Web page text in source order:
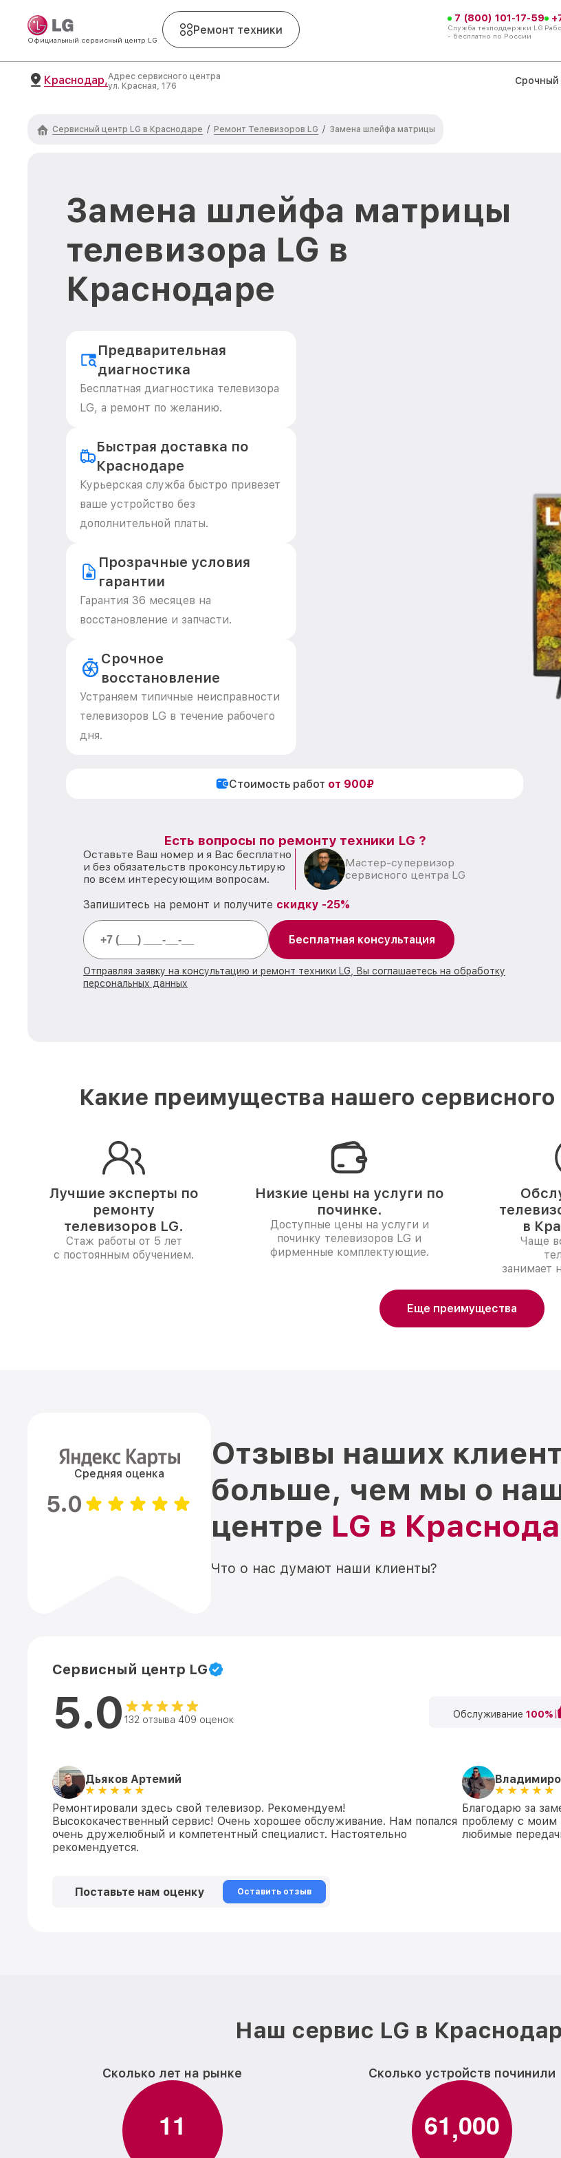
Официальный сервисный центр LG
Ремонт техники
7 (800) 101-17-59
Служба техподдержки LG
- бесплатно по России
Краснодар,Адрес сервисного центра
ул. Красная, 176
Сервисный центр LG в Краснодаре / Ремонт Телевизоров LG / Замена шлейфа матрицы
Замена шлейфа матрицы
телевизора LG в
Краснодаре
Предварительная
диагностика
Бесплатная диагностика телевизора
LG, а ремонт по желанию.
Быстрая доставка по
Краснодаре
Курьерская служба быстро привезет
ваше устройство без
дополнительной платы.
Прозрачные условия
гарантии
Гарантия 36 месяцев на
восстановление и запчасти.
Срочное
восстановление
Устраняем типичные неисправности
телевизоров LG в течение рабочего
дня.
Стоимость работ от 900₽
Есть вопросы по ремонту техники LG ?
Оставьте Ваш номер и я Вас бесплатно
и без обязательств проконсультирую
по всем интересующим вопросам.
Мастер-супервизор
сервисного центра LG
Запишитесь на ремонт и получите скидку -25%
Бесплатная консультация
Отправляя заявку на консультацию и ремонт техники LG, Вы соглашаетесь на обработку
персональных данных
Какие преимущества нашего
Лучшие эксперты по
ремонту
телевизоров LG.
Стаж работы от 5 лет
с постоянным обучением.
Низкие цены на услуги по
починке.
Доступные цены на услуги и
починку телевизоров LG и
фирменные комплектующие.
в
Чаще
занимает
Еще преимущества
Средняя оценка
5.0
Отзывы наших
больше, чем мы о
центре LG в
Что о нас думают наши клиенты?
Сервисный центр LG
5.0 132 отзыва 409 оценок Обслуживание 100%
Дьяков Артемий
Ремонтировали здесь свой телевизор. Рекомендуем!
Высококачественный сервис! Очень хорошее обслуживание. Нам попался
очень дружелюбный и компетентный специалист. Настоятельно
рекомендуется.
Благодарю за
проблему с моим
любимые
Поставьте нам оценку Оставить отзыв
Наш сервис LG в
Сколько лет на рынке
11
Сколько устройств починили
61,000